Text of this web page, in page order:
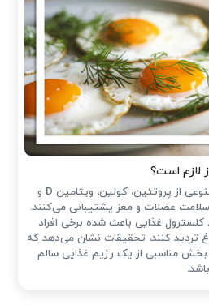
لازم است؟
تخم‌مرغ منبع اقتصادی و متنوعی از پروتئین، کولین، ویتامین D و
عضلات و مغز پشتیبانی می‌کنند.
کلسترول غذایی باعث شده ‌برخی افراد
تردید کنند، تحقیقات نشان می‌دهد که
مناسبی از یک رژیم غذایی سالم